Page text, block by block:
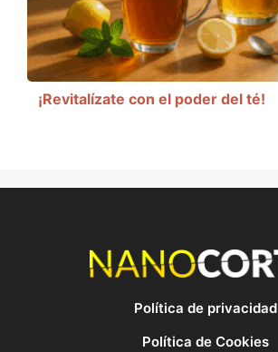
¡Revitalízate con el poder del té!
Política de privacidad
Política de Cookies